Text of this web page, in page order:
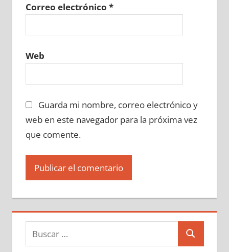
Correo electrónico *
Web
Guarda mi nombre, correo electrónico y
web en este navegador para la próxima vez
que comente.
Buscar